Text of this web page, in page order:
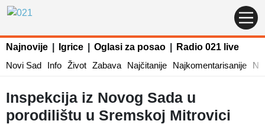
Najnovije Igrice Oglasi za posao
Radio 021 live
Novi Sad
Info Život Zabava Najčitanije Najkomentarisanije
Inspekcija iz Novog Sada u
porodilištu u Sremskoj Mitrovici